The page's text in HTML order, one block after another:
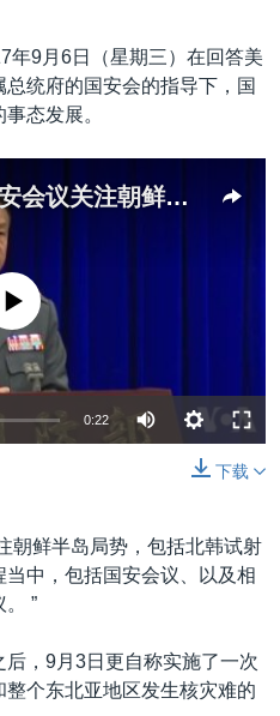
年9月6日（星期三）在回答美
统府的国安会的指导下，国
态发展。
陈中吉称台湾召开国安会议关注朝鲜半岛局势原声视频
可用资源
0:22
下载
朝鲜半岛局势，包括北韩试射
中，包括国安会议、以及相
”
，9月3日更自称实施了一次
个东北亚地区发生核灾难的